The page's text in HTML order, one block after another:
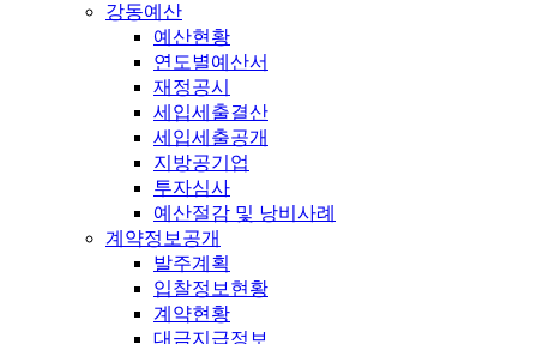
강동예산
예산현황
연도별예산서
재정공시
세입세출결산
세입세출공개
지방공기업
투자심사
예산절감 및 낭비사례
계약정보공개
발주계획
입찰정보현황
계약현황
대금지급정보